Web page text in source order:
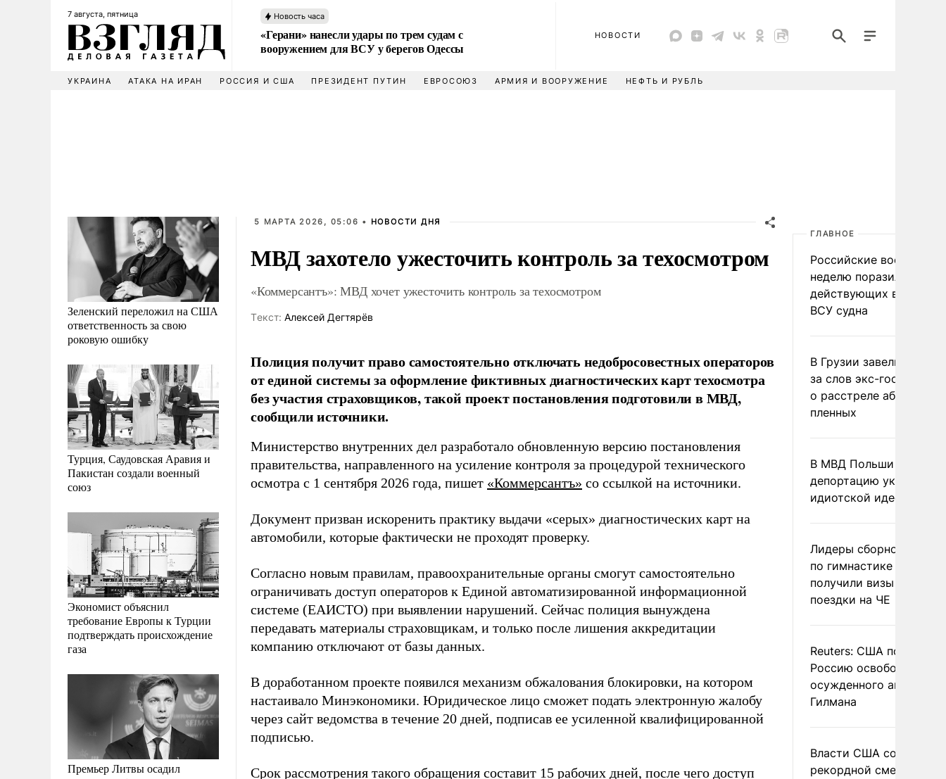
7 августа, пятница Новость часа
«Герани» нанесли удары по трем судам с
вооружением для ВСУ у берегов Одессы
НОВОСТИ
УКРАИНА АТАКА НА ИРАН РОССИЯ И США ПРЕЗИДЕНТ ПУТИН ЕВРОСОЮЗ АРМИЯ И ВООРУЖЕНИЕ НЕФТЬ И РУБЛЬ
Зеленский переложил на США
ответственность за свою
роковую ошибку
Турция, Саудовская Аравия и
Пакистан создали военный
союз
Экономист объяснил
требование Европы к Турции
подтверждать происхождение
газа
Премьер Литвы осадил
5 МАРТА 2026, 05:06 • НОВОСТИ ДНЯ
МВД захотело ужесточить контроль за техосмотром
«Коммерсантъ»: МВД хочет ужесточить контроль за техосмотром
Tекст: Алексей Дегтярёв
Полиция получит право самостоятельно отключать недобросовестных операторов
от единой системы за оформление фиктивных диагностических карт техосмотра
без участия страховщиков, такой проект постановления подготовили в МВД,
сообщили источники.
Министерство внутренних дел разработало обновленную версию постановления
правительства, направленного на усиление контроля за процедурой технического
осмотра с 1 сентября 2026 года, пишет «Коммерсантъ» со ссылкой на источники.
Документ призван искоренить практику выдачи «серых» диагностических карт на
автомобили, которые фактически не проходят проверку.
Согласно новым правилам, правоохранительные органы смогут самостоятельно
ограничивать доступ операторов к Единой автоматизированной информационной
системе (ЕАИСТО) при выявлении нарушений. Сейчас полиция вынуждена
передавать материалы страховщикам, и только после лишения аккредитации
компанию отключают от базы данных.
В доработанном проекте появился механизм обжалования блокировки, на котором
настаивало Минэкономики. Юридическое лицо сможет подать электронную жалобу
через сайт ведомства в течение 20 дней, подписав ее усиленной квалифицированной
подписью.
Срок рассмотрения такого обращения составит 15 рабочих дней, после чего доступ
ГЛАВНОЕ
Российские военные за
неделю поразили 34
действующих в
ВСУ судна
В Грузии завели дело
за слов экс-
о расстреле абхазских
пленных
В МВД Польши назвали
депортацию украинцев
идиотской идеей
Лидеры сборной
по гимнастике не
получили визы для
поездки на ЧЕ
Reuters: США
Россию освободить
осужденного
Гилмана
Власти США сообщили
рекордной смертности